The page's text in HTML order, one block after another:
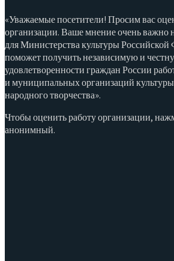
«Уважаемые посетители! Просим вас
организации. Ваше мнение очень важно
для Министерства культуры
поможет получить независимую и
удовлетворенности граждан России
и муниципальных организаций
народного творчества».
Чтобы оценить работу организации,
анонимный.